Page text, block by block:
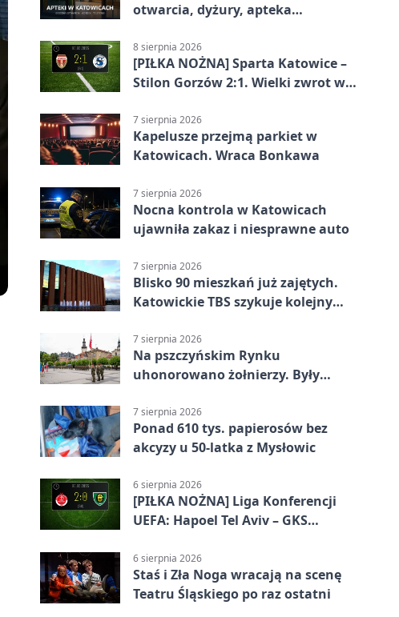
otwarcia, dyżury, apteka
8 sierpnia 2026
[PIŁKA NOŻNA] Sparta Katowice –
Stilon Gorzów 2:1. Wielki zwrot w
7 sierpnia 2026
Kapelusze przejmą parkiet w
Katowicach. Wraca Bonkawa
7 sierpnia 2026
Nocna kontrola w Katowicach
ujawniła zakaz i niesprawne auto
7 sierpnia 2026
Blisko 90 mieszkań już zajętych.
Katowickie TBS szykuje kolejny
7 sierpnia 2026
Na pszczyńskim Rynku
uhonorowano żołnierzy. Były
7 sierpnia 2026
Ponad 610 tys. papierosów bez
akcyzy u 50-latka z Mysłowic
6 sierpnia 2026
[PIŁKA NOŻNA] Liga Konferencji
UEFA: Hapoel Tel Aviv – GKS
rundy kwalifikacyjnej
6 sierpnia 2026
Staś i Zła Noga wracają na scenę
Teatru Śląskiego po raz ostatni